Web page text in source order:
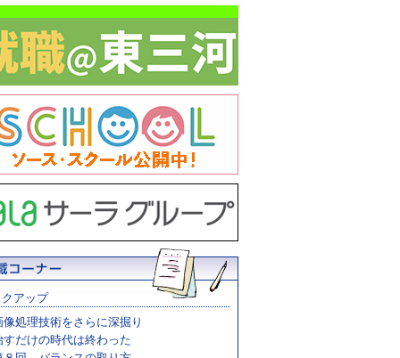
アップ
像処理技術をさらに深掘り
すだけの時代は終わった